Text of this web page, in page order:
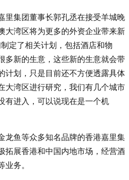
里集团董事长郭孔丞在接受羊城晚
大湾区将为更多的外资企业带来新
定了相关计划，包括酒店和物
多新的生意，这些新的生意就会带
计划，只是目前还不方便透露具体
大湾区进行研究，我们有几个城市
有进入，可以说现在是一个机
龙鱼等众多知名品牌的香港嘉里集
拓展香港和中国内地市场，经营酒
业务。